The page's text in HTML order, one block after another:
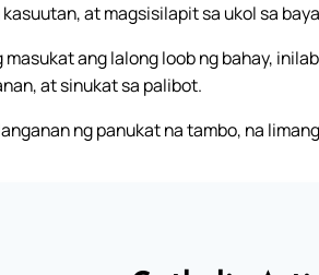
at magsisilapit sa ukol sa
ang lalong loob ng bahay,
at sinukat sa palibot.
ng panukat na tambo, na